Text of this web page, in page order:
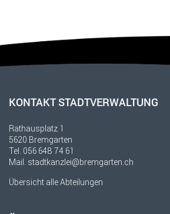
Fusszeile
KONTAKT STADTVERWALTUNG
Rathausplatz 1
5620 Bremgarten
Tel. 056 648 74 61
Mail. stadtkanzlei@bremgarten.ch
Übersicht alle Abteilungen